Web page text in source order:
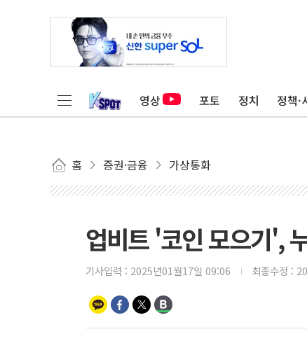
영상 포토 정치 정책·
홈 증권·금융 가상통화
업비트 '코인 모으기',
기사입력 : 2025년01월17일 09:06 최종수정 :